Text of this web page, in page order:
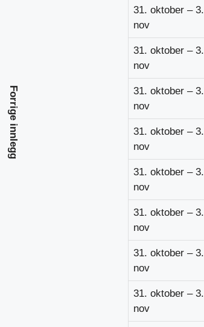
31. oktober – 3.
nov
31. oktober – 3.
nov
31. oktober – 3.
nov
31. oktober – 3.
nov
31. oktober – 3.
nov
31. oktober – 3.
nov
31. oktober – 3.
nov
31. oktober – 3.
nov
Forrige innlegg